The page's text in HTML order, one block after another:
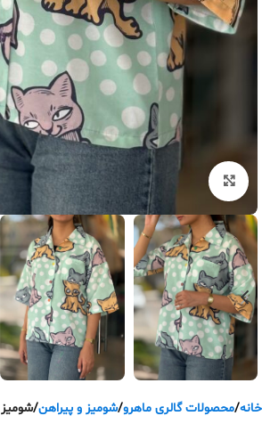
بزرگنمایی تصویر
خانه محصولات گالری ماهرو شومیز و پیراهن شومیز